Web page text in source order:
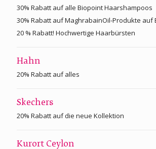
30% Rabatt auf alle Biopoint Haarshampoos
30% Rabatt auf MaghrabainOil-Produkte auf
20 % Rabatt! Hochwertige Haarbürsten
Hahn
20% Rabatt auf alles
Skechers
20% Rabatt auf die neue Kollektion
Kurort Ceylon